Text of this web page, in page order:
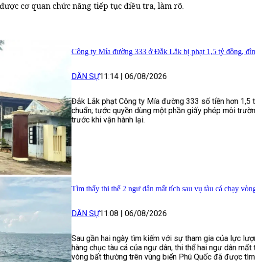
cơ quan chức năng tiếp tục điều tra, làm rõ.
Công ty Mía đường 333 ở Đắk Lắk bị phạt 1,5 tỷ đồng,
DÂN SỰ11:14 06/08/2026
Đắk Lắk phạt Công ty Mía đường 333 số tiền hơn
chuẩn; tước quyền dùng một phần giấy phép môi
trước khi vận hành lại.
Tìm thấy thi thể 2 ngư dân mất tích sau vụ tàu cá chạy
DÂN SỰ11:08 | 06/08/2026
Sau gần hai ngày tìm kiếm với sự tham gia của lực
hàng chục tàu cá của ngư dân, thi thể hai ngư dân
vòng bất thường trên vùng biển Phú Quốc đã được